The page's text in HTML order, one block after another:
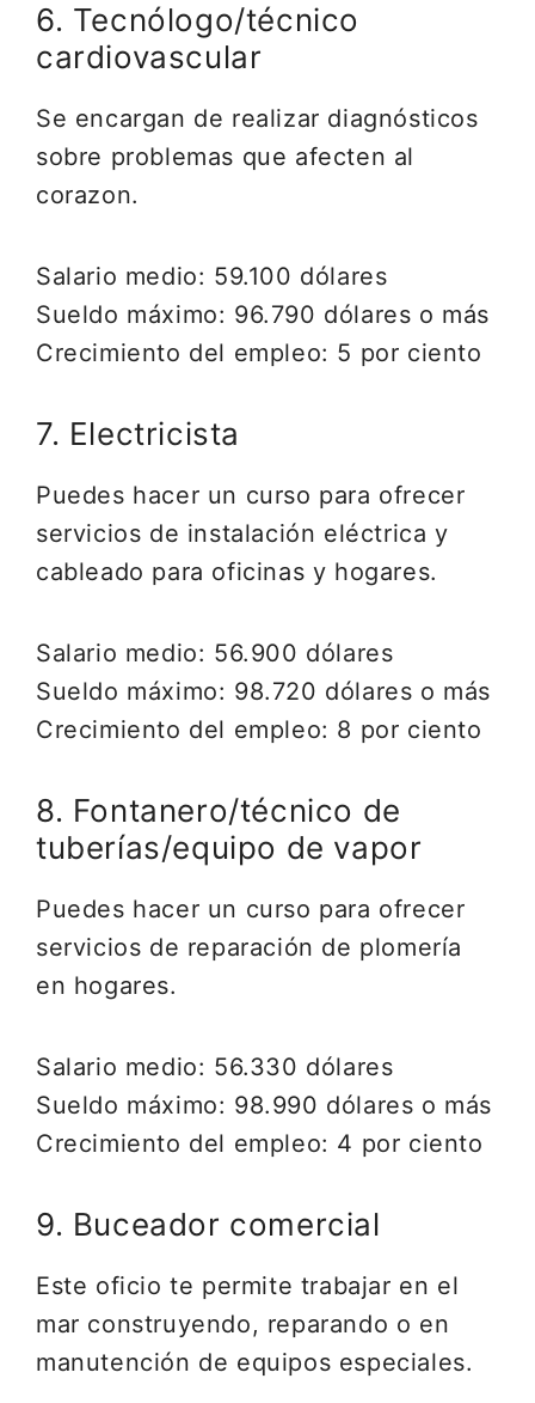
6. Tecnólogo/técnico
cardiovascular
Se encargan de realizar diagnósticos
sobre problemas que afecten al
corazon.
Salario medio: 59.100 dólares
Sueldo máximo: 96.790 dólares o más
Crecimiento del empleo: 5 por ciento
7. Electricista
Puedes hacer un curso para ofrecer
servicios de instalación eléctrica y
cableado para oficinas y hogares.
Salario medio: 56.900 dólares
Sueldo máximo: 98.720 dólares o más
Crecimiento del empleo: 8 por ciento
8. Fontanero/técnico de
tuberías/equipo de vapor
Puedes hacer un curso para ofrecer
servicios de reparación de plomería
en hogares.
Salario medio: 56.330 dólares
Sueldo máximo: 98.990 dólares o más
Crecimiento del empleo: 4 por ciento
9. Buceador comercial
Este oficio te permite trabajar en el
mar construyendo, reparando o en
manutención de equipos especiales.